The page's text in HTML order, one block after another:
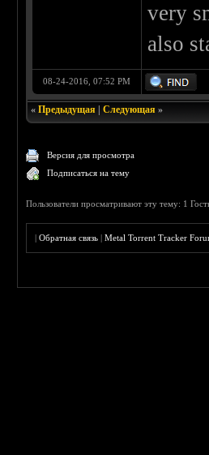
very
also
08-24-2016, 07:52 PM
«Предыдущая |Следующая »
Версия для просмотра
Подписаться на тему
Пользователи просматривают эту тему: 1
|Обратная связь |Metal Torrent Tracker